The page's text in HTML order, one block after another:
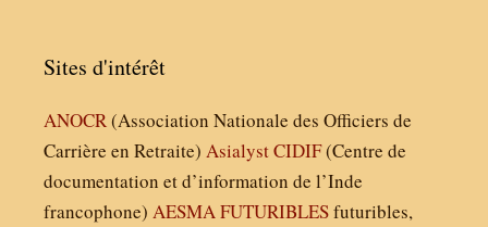
Sites d'intérêt
ANOCR (Association Nationale des Officiers de
Carrière en Retraite) AsialystCIDIF(Centre de
documentation et d’information de l’Inde
francophone) AESMA FUTURIBLESfuturibles,